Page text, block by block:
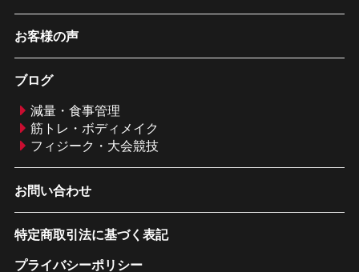
お客様の声
ブログ
減量・食事管理
筋トレ・ボディメイク
フィジーク・大会競技
お問い合わせ
特定商取引法に基づく表記
プライバシーポリシー